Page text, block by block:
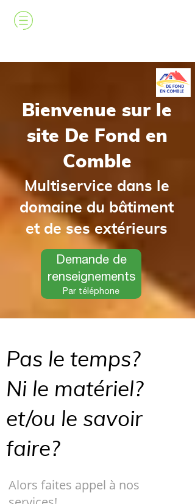
Alors faites appel à nos
Pas le temps?
Ni le matériel?
et/ou le savoir
faire?
Bienvenue sur le
site De Fond en
Comble
Multiservice dans le
domaine du bâtiment
et de ses extérieurs
Demande de
renseignements
Par téléphone